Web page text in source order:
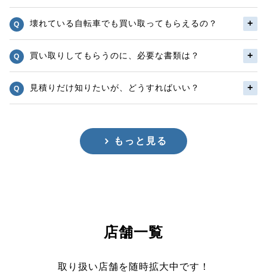
壊れている自転車でも買い取ってもらえるの？
買い取りしてもらうのに、必要な書類は？
見積りだけ知りたいが、どうすればいい？
もっと見る
店舗一覧
取り扱い店舗を随時拡大中です！